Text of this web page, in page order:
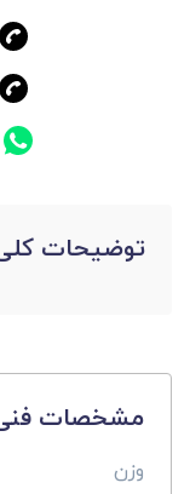
توضیحات
مشخصات
وزن